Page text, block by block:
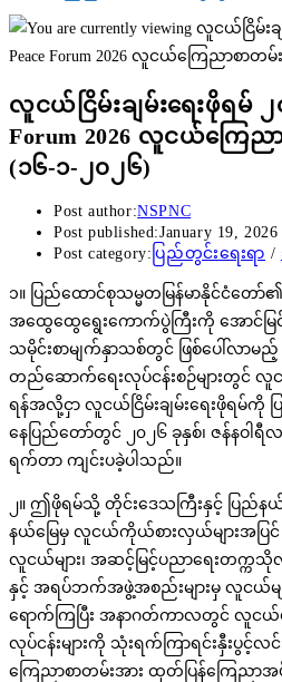
လူငယ်ငြိမ်းချမ်းရေးဖိုရမ် ၂
Forum 2026 လူငယ်ကြေည
(၁၆-၁-၂၀၂၆)
Post author:NSPNC
Post published:January 19, 2026
Post category: ပြည်တွင်းရေးရာ /
၁။ ပြည်ထောင်စုသမ္မတမြန်မာနိုင်ငံတေ
အထွေထွေရွေးကောက်ပွဲကြီးကို အောင်မြင်
သမိုင်းစာမျက်နှာသစ်တွင် ဖြစ်ပေါ်လာမည့် င
တည်ဆောက်ရေးလုပ်ငန်းစဉ်များတွင် လူင
ရန်အလို့ငှာ လူငယ်ငြိမ်းချမ်းရေးဖိုရမ်ကို ပ
နေပြည်တော်တွင် ၂၀၂၆ ခုနှစ်၊ ဇန်နဝ
ရက်တာ ကျင်းပခဲ့ပါသည်။
၂။ ဤဖိုရမ်သို့ တိုင်းဒေသကြီးနှင့် ပြည်န
နယ်မြေမှ လူငယ်ကိုယ်စားလှယ်များအပြင်
လူငယ်များ၊ အဆင့်မြင့်ပညာရေးတက္ကသိုလ်
နှင့် အရပ်ဘက်အဖွဲ့အစည်းများမှ လူငယ်မျာ
ရောက်ကြပြီး အနာဂတ်ကာလတွင် လူငယ်မျ
လုပ်ငန်းများကို သုံးရက်ကြာရင်းနှီးပွင့်လ
ကြေညာစာတမ်းအား ထုတ်ပြန်ကြေညာ